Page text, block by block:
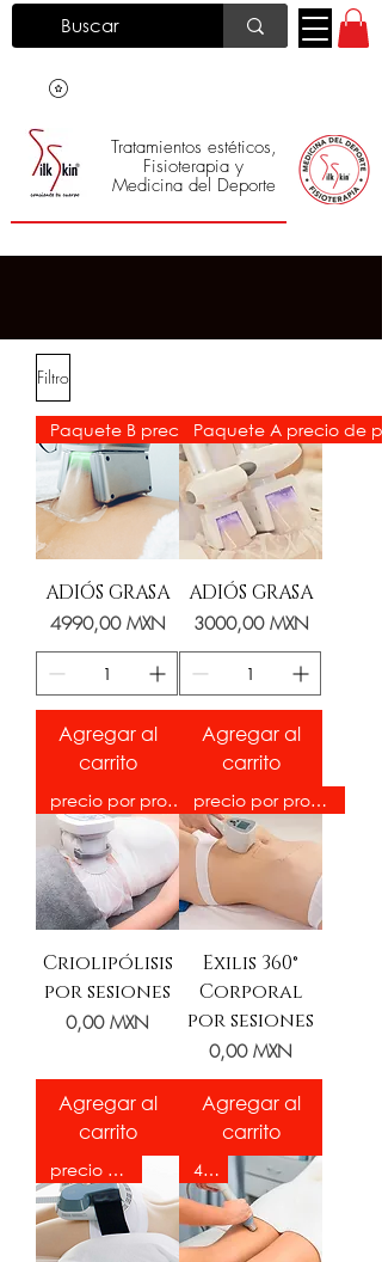
Silk Skin®
Tratamientos estéticos,
Fisioterapia y
Medicina del Deporte
Filtro
Paquete B precio de promoción
ADIÓS GRASA
Precio
4990,00 MXN
Agregar al
carrito
ADIÓS GRASA
Precio
3000,00 MXN
Agregar al
carrito
precio por promoción
Criolipólisis
por sesiones
Precio
0,00 MXN
Agregar al
carrito
precio por promoción
Exilis 360°
Corporal
por sesiones
Precio
0,00 MXN
Agregar al
carrito
precio único 40%